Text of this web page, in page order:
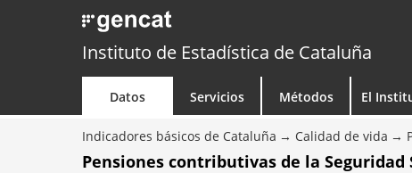
Instituto de Estadística de Cataluña
Datos Servicios Métodos El
Indicadores básicos de Cataluña Calidad de vida
Pensiones contributivas de la Seguridad